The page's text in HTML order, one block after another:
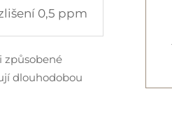
0,5 ppm
způsobené
dlouhodobou